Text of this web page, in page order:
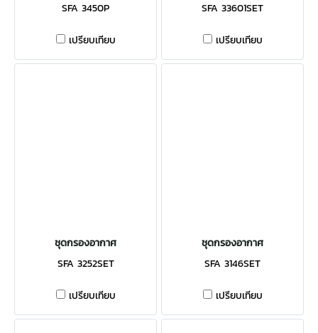
SFA 3450P
เปรียบเทียบ
SFA 33601SET
เปรียบเทียบ
ชุดกรองอากาศ
SFA 3252SET
เปรียบเทียบ
ชุดกรองอากาศ
SFA 3146SET
เปรียบเทียบ